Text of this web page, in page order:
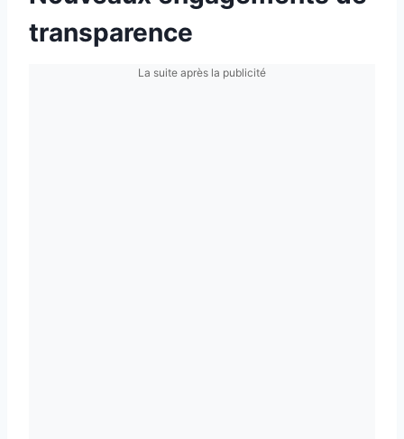
transparence
La suite après la publicité